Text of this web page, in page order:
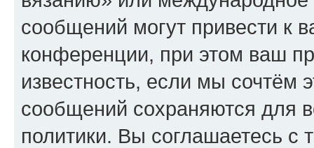
сообщений могут привести к
конференции, при этом ваш
известность, если мы сочтём
сообщений сохраняются для
политики. Вы соглашаетесь